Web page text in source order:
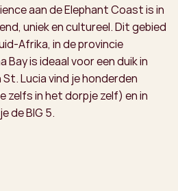
aan de Elephant Coast is in
uniek en cultureel. Dit gebied
Afrika, in de provincie
Bay is ideaal voor een duik in
Lucia vind je honderden
zelfs in het dorpje zelf) en in
de BIG 5.